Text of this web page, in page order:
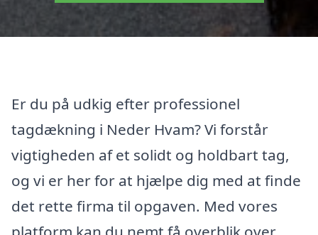
Er du på udkig efter professionel
tagdækning i Neder Hvam? Vi forstår
vigtigheden af et solidt og holdbart tag,
og vi er her for at hjælpe dig med at finde
det rette firma til opgaven. Med vores